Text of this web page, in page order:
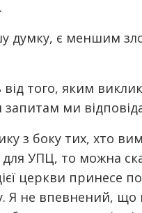
думку, є меншим
того, яким
запитам ми
з боку тих, хто
УПЦ, то можна
церкви принесе
Я не впевнений, що